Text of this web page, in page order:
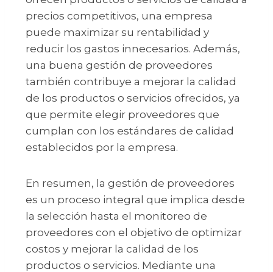
precios competitivos, una empresa
puede maximizar su rentabilidad y
reducir los gastos innecesarios. Además,
una buena gestión de proveedores
también contribuye a mejorar la calidad
de los productos o servicios ofrecidos, ya
que permite elegir proveedores que
cumplan con los estándares de calidad
establecidos por la empresa.
En resumen, la gestión de proveedores
es un proceso integral que implica desde
la selección hasta el monitoreo de
proveedores con el objetivo de optimizar
costos y mejorar la calidad de los
productos o servicios. Mediante una